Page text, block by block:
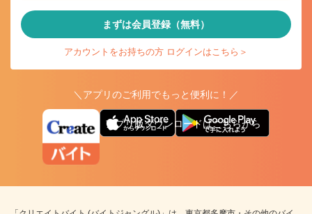
まずは会員登録（無料）
アカウントをお持ちの方 ログインはこちら＞
＼アプリのご利用でもっと便利に！／
アプリ版ダウンロードはこちらから